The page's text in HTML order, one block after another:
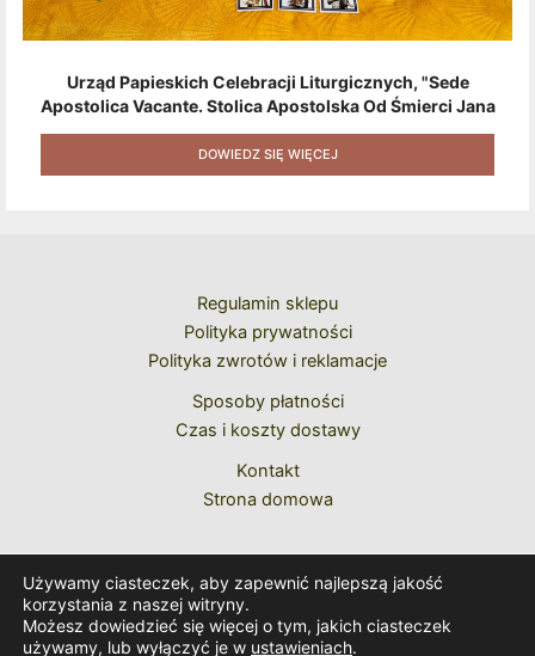
Urząd Papieskich Celebracji Liturgicznych, "Sede
Apostolica Vacante. Stolica Apostolska Od Śmierci Jana
Pawła II Do Wyboru Benedykta XVI" [2020] + Zestaw 6
Naklejek + Książka Niespodzianka + Kod Rabatowy Na
Kolejne Zakupy
DOWIEDZ SIĘ WIĘCEJ
Regulamin sklepu
Polityka prywatności
Polityka zwrotów i reklamacje
Sposoby płatności
Czas i koszty dostawy
Kontakt
Strona domowa
Używamy ciasteczek, aby zapewnić najlepszą jakość
korzystania z naszej witryny.
Możesz dowiedzieć się więcej o tym, jakich ciasteczek
używamy, lub wyłączyć je w ustawieniach.